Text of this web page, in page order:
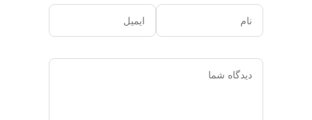
نام ایمیل
دیدگاه